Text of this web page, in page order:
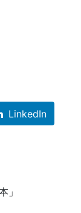
LinkedIn
」